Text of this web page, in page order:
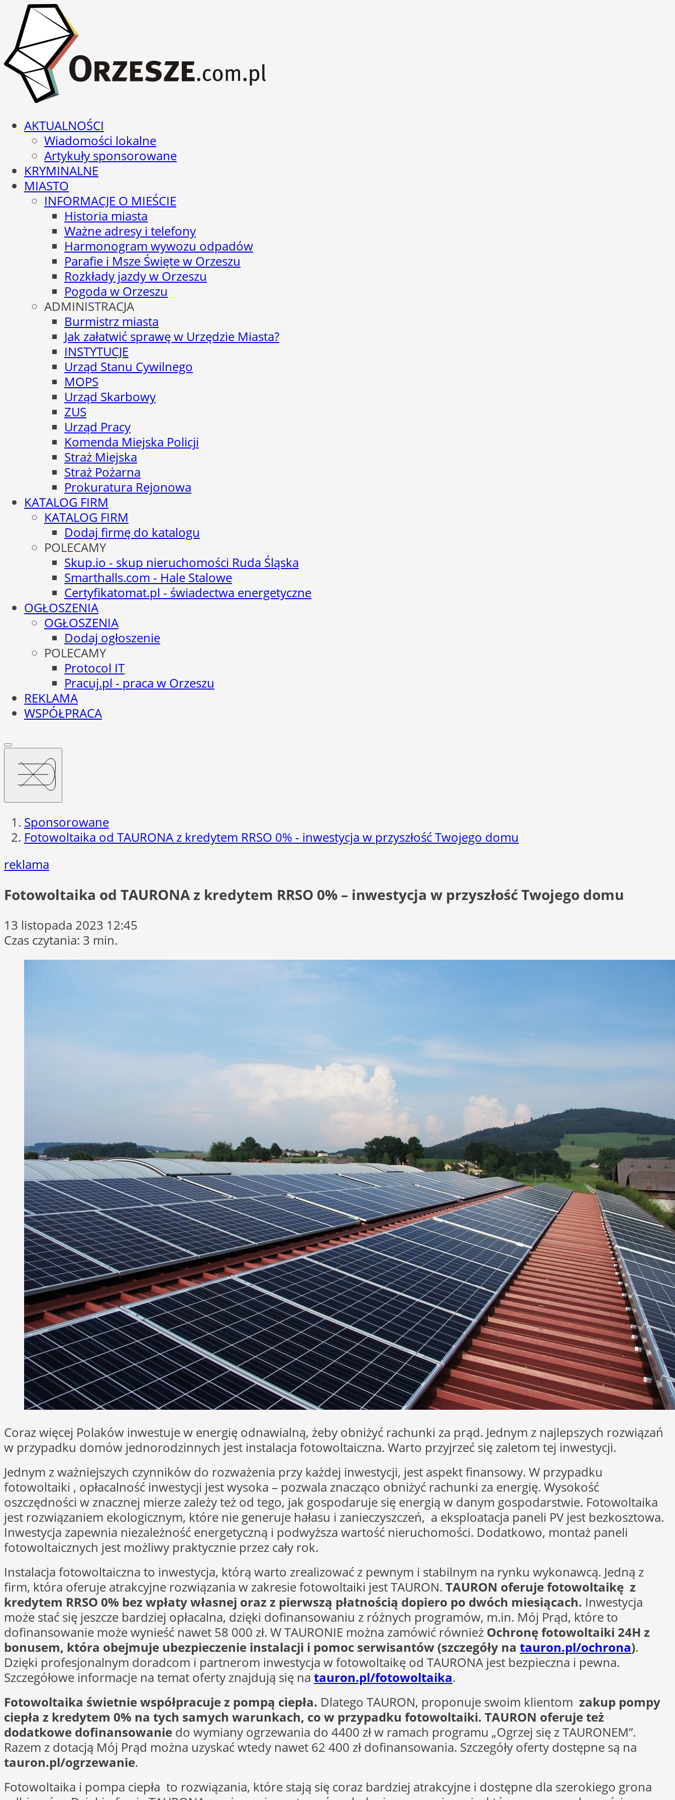
AKTUALNOŚCI
Wiadomości lokalne
Artykuły sponsorowane
KRYMINALNE
MIASTO
INFORMACJE O MIEŚCIE
Historia miasta
Ważne adresy i telefony
Harmonogram wywozu odpadów
Parafie i Msze Święte w Orzeszu
Rozkłady jazdy w Orzeszu
Pogoda w Orzeszu
ADMINISTRACJA
Burmistrz miasta
Jak załatwić sprawę w Urzędzie Miasta?
INSTYTUCJE
Urząd Stanu Cywilnego
MOPS
Urząd Skarbowy
ZUS
Urząd Pracy
Komenda Miejska Policji
Straż Miejska
Straż Pożarna
Prokuratura Rejonowa
KATALOG FIRM
KATALOG FIRM
Dodaj firmę do katalogu
POLECAMY
Skup.io - skup nieruchomości Ruda Śląska
Smarthalls.com - Hale Stalowe
Certyfikatomat.pl - świadectwa energetyczne
OGŁOSZENIA
OGŁOSZENIA
Dodaj ogłoszenie
POLECAMY
Protocol IT
Pracuj.pl - praca w Orzeszu
REKLAMA
WSPÓŁPRACA
Sponsorowane
Fotowoltaika od TAURONA z kredytem RRSO 0% - inwestycja w przyszłość Twojego domu
reklama
Fotowoltaika od TAURONA z kredytem RRSO 0% – inwestycja w przyszłość Twojego domu
13 listopada 2023 12:45
Czas czytania: 3 min.
Coraz więcej Polaków inwestuje w energię odnawialną, żeby obniżyć rachunki za prąd. Jednym z najlepszych rozwiązań
w przypadku domów jednorodzinnych jest instalacja fotowoltaiczna. Warto przyjrzeć się zaletom tej inwestycji.
Jednym z ważniejszych czynników do rozważenia przy każdej inwestycji, jest aspekt finansowy. W przypadku
fotowoltaiki , opłacalność inwestycji jest wysoka – pozwala znacząco obniżyć rachunki za energię. Wysokość
oszczędności w znacznej mierze zależy też od tego, jak gospodaruje się energią w danym gospodarstwie. Fotowoltaika
jest rozwiązaniem ekologicznym, które nie generuje hałasu i zanieczyszczeń, a eksploatacja paneli PV jest bezkosztowa.
Inwestycja zapewnia niezależność energetyczną i podwyższa wartość nieruchomości. Dodatkowo, montaż paneli
fotowoltaicznych jest możliwy praktycznie przez cały rok.
Instalacja fotowoltaiczna to inwestycja, którą warto zrealizować z pewnym i stabilnym na rynku wykonawcą. Jedną z
firm, która oferuje atrakcyjne rozwiązania w zakresie fotowoltaiki jest TAURON. TAURON oferuje fotowoltaikę z
kredytem RRSO 0% bez wpłaty własnej oraz z pierwszą płatnością dopiero po dwóch miesiącach. Inwestycja
może stać się jeszcze bardziej opłacalna, dzięki dofinansowaniu z różnych programów, m.in. Mój Prąd, które to
dofinansowanie może wynieść nawet 58 000 zł. W TAURONIE można zamówić również Ochronę fotowoltaiki 24H z
bonusem, która obejmuje ubezpieczenie instalacji i pomoc serwisantów (szczegóły na tauron.pl/ochrona).
Dzięki profesjonalnym doradcom i partnerom inwestycja w fotowoltaikę od TAURONA jest bezpieczna i pewna.
Szczegółowe informacje na temat oferty znajdują się na tauron.pl/fotowoltaika.
Fotowoltaika świetnie współpracuje z pompą ciepła. Dlatego TAURON, proponuje swoim klientom zakup pompy
ciepła z kredytem 0% na tych samych warunkach, co w przypadku fotowoltaiki. TAURON oferuje też
dodatkowe dofinansowanie do wymiany ogrzewania do 4400 zł w ramach programu „Ogrzej się z TAURONEM”.
Razem z dotacją Mój Prąd można uzyskać wtedy nawet 62 400 zł dofinansowania. Szczegóły oferty dostępne są na
tauron.pl/ogrzewanie.
Fotowoltaika i pompa ciepła to rozwiązania, które stają się coraz bardziej atrakcyjne i dostępne dla szerokiego grona